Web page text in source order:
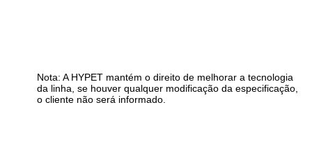
Nota: A HYPET mantém o direito de melhorar a tecnologia
da linha, se houver qualquer modificação da especificação,
o cliente não será informado.